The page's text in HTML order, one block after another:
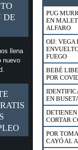
DE
llena
nuevo
PUG
EN
ALFARO
OIJ: VEGA
FUEGO
BEBÉ
POR
EN
DETIENEN
CORTAR
POR
CAYÓ AL